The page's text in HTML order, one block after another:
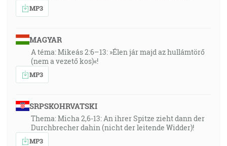
MP3
MAGYAR
A téma: Mikeás 2:6–13: »Élen jár majd az hullámtörő
(nem a vezető kos)«!
MP3
SRPSKOHRVATSKI
Thema: Micha 2,6-13: An ihrer Spitze zieht dann der
Durchbrecher dahin (nicht der leitende Widder)!
MP3